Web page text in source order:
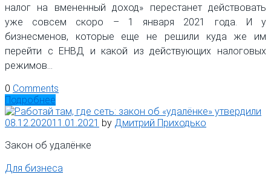
налог на вмененный доход» перестанет действовать
уже совсем скоро – 1 января 2021 года. И у
бизнесменов, которые еще не решили куда же им
перейти с ЕНВД и какой из действующих налоговых
режимов…
0 Comments
Подробнее
08.12.202011.01.2021 by Дмитрий Приходько
Закон об удалёнке
Для бизнеса